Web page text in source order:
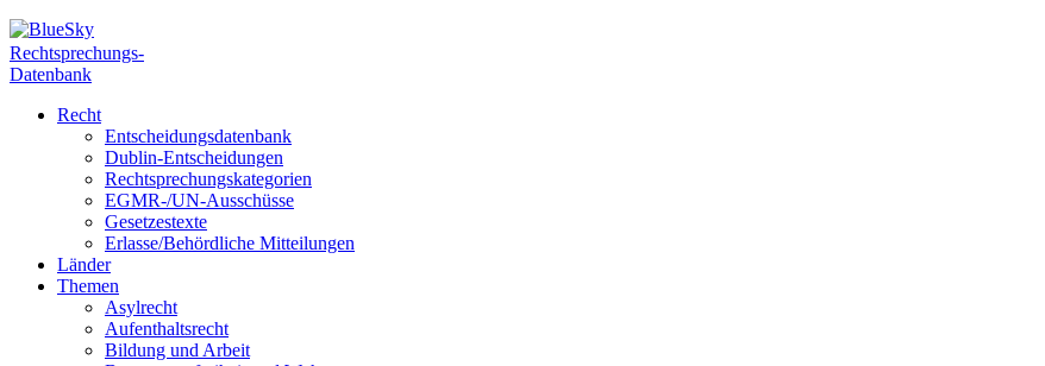
Rechtsprechungs-
Datenbank
Recht
Entscheidungsdatenbank
Dublin-Entscheidungen
Rechtsprechungskategorien
EGMR-/UN-Ausschüsse
Gesetzestexte
Erlasse/Behördliche Mitteilungen
Länder
Themen
Asylrecht
Aufenthaltsrecht
Bildung und Arbeit